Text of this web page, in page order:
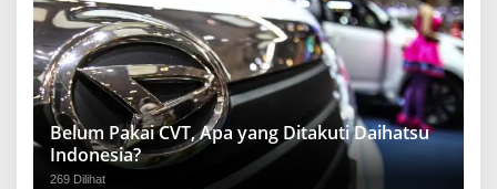
Belum Pakai CVT, Apa yang Ditakuti Daihatsu
Indonesia?
269 Dilihat